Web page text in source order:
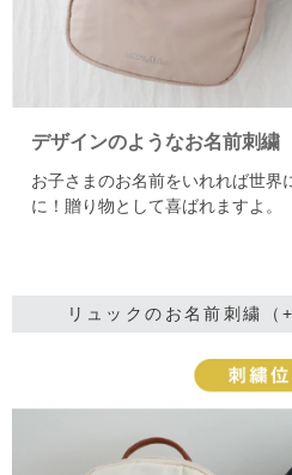
デザインのようなお名前刺繍
お子さまのお名前をいれれば世界
に！贈り物として喜ばれますよ。
リュックのお名前刺繍（